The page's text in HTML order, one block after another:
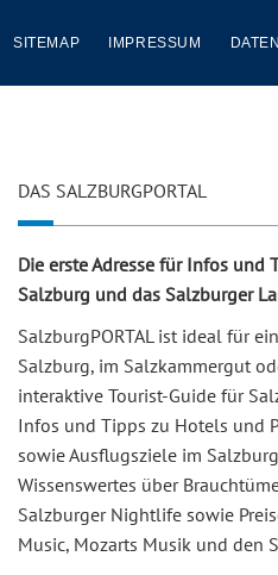
SITEMAP IMPRESSUM
DAS SALZBURGPORTAL
Die erste Adresse für Infos und
Salzburg und das Salzburger
SalzburgPORTAL ist ideal für
Salzburg, im Salzkammergut
interaktive Tourist-Guide für
Infos und Tipps zu Hotels und
sowie Ausflugsziele im
Wissenswertes über
Salzburger Nightlife sowie
Music, Mozarts Musik und den